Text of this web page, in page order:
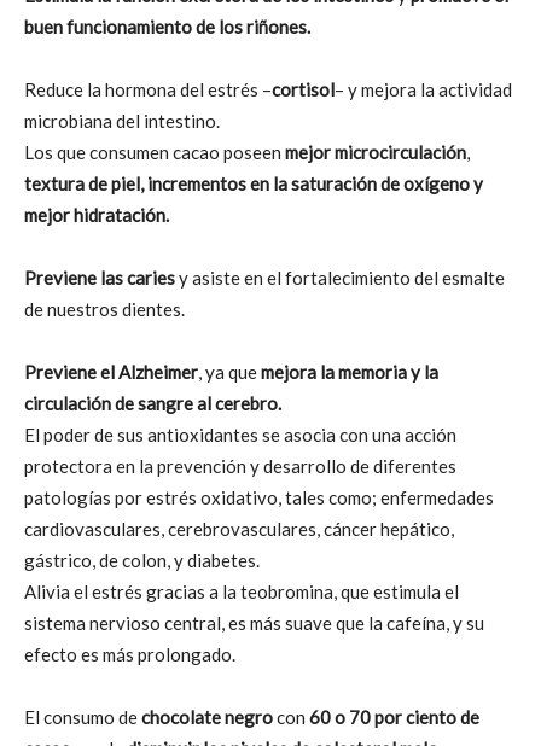
buen funcionamiento de los riñones.
Reduce la hormona del estrés –cortisol– y mejora la actividad
microbiana del intestino.
Los que consumen cacao poseen mejor microcirculación,
textura de piel, incrementos en la saturación de oxígeno y
mejor hidratación.
Previene las cariesy asiste en el fortalecimiento del esmalte
de nuestros dientes.
Previene el Alzheimer, ya quemejora la memoria y la
circulación de sangre al cerebro.
El poder de sus antioxidantes se asocia con una acción
protectora en la prevención y desarrollo de diferentes
patologías por estrés oxidativo, tales como; enfermedades
cardiovasculares, cerebrovasculares, cáncer hepático,
gástrico, de colon, y diabetes.
Alivia el estrés gracias a la teobromina, que estimula el
sistema nervioso central, es más suave que la cafeína, y su
efecto es más prolongado.
El consumo dechocolate negrocon 60 o 70 por ciento de